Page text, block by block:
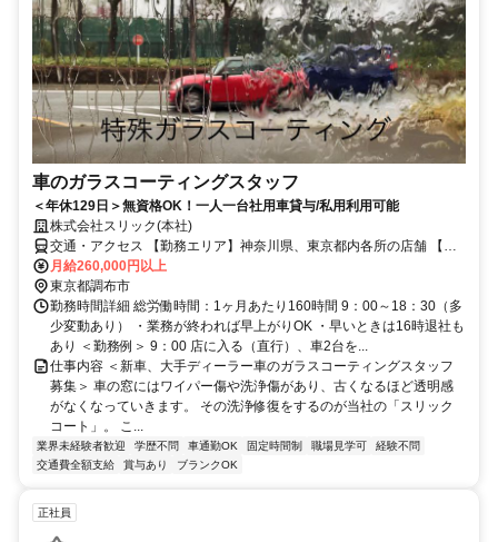
車のガラスコーティングスタッフ
＜年休129日＞無資格OK！一人一台社用車貸与/私用利用可能
株式会社スリック(本社)
交通・アクセス 【勤務エリア】神奈川県、東京都内各所の店舗 【本
社アクセス】「西調布駅」から車6分、徒歩20分 ※社用車貸与・直行
可
月給260,000円以上
東京都調布市
勤務時間詳細 総労働時間：1ヶ月あたり160時間 9：00～18：30（多
少変動あり） ・業務が終われば早上がりOK ・早いときは16時退社も
あり ＜勤務例＞ 9：00 店に入る（直行）、車2台を...
仕事内容 ＜新車、大手ディーラー車のガラスコーティングスタッフ
募集＞ 車の窓にはワイパー傷や洗浄傷があり、古くなるほど透明感
がなくなっていきます。 その洗浄修復をするのが当社の「スリック
コート」。 こ...
業界未経験者歓迎 学歴不問 車通勤OK 固定時間制 職場見学可
経験不問
交通費全額支給
賞与あり ブランクOK
正社員